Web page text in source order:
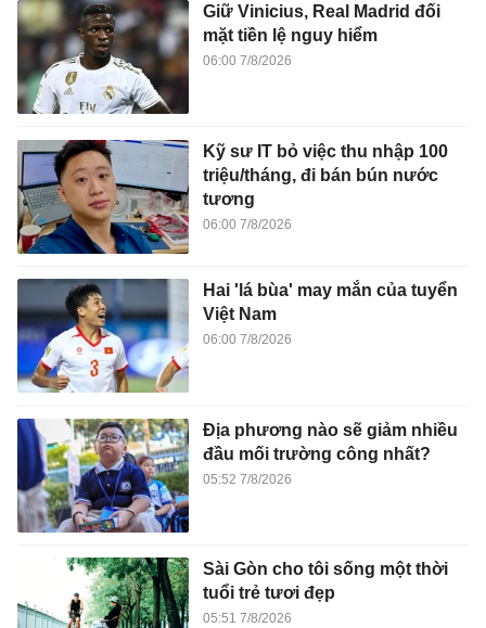
Giữ Vinicius, Real Madrid đối
mặt tiền lệ nguy hiểm
06:00 7/8/2026
Kỹ sư IT bỏ việc thu nhập 100
triệu/tháng, đi bán bún nước
tương
06:00 7/8/2026
Hai 'lá bùa' may mắn của tuyển
Việt Nam
06:00 7/8/2026
Địa phương nào sẽ giảm nhiều
đầu mối trường công nhất?
05:52 7/8/2026
Sài Gòn cho tôi sống một thời
tuổi trẻ tươi đẹp
05:51 7/8/2026